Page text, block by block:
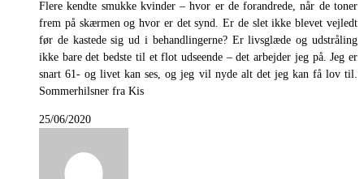
Flere kendte smukke kvinder – hvor er de forandrede, når de toner
frem på skærmen og hvor er det synd. Er de slet ikke blevet vejledt
før de kastede sig ud i behandlingerne? Er livsglæde og udstråling
ikke bare det bedste til et flot udseende – det arbejder jeg på. Jeg er
snart 61- og livet kan ses, og jeg vil nyde alt det jeg kan få lov til.
Sommerhilsner fra Kis
25/06/2020